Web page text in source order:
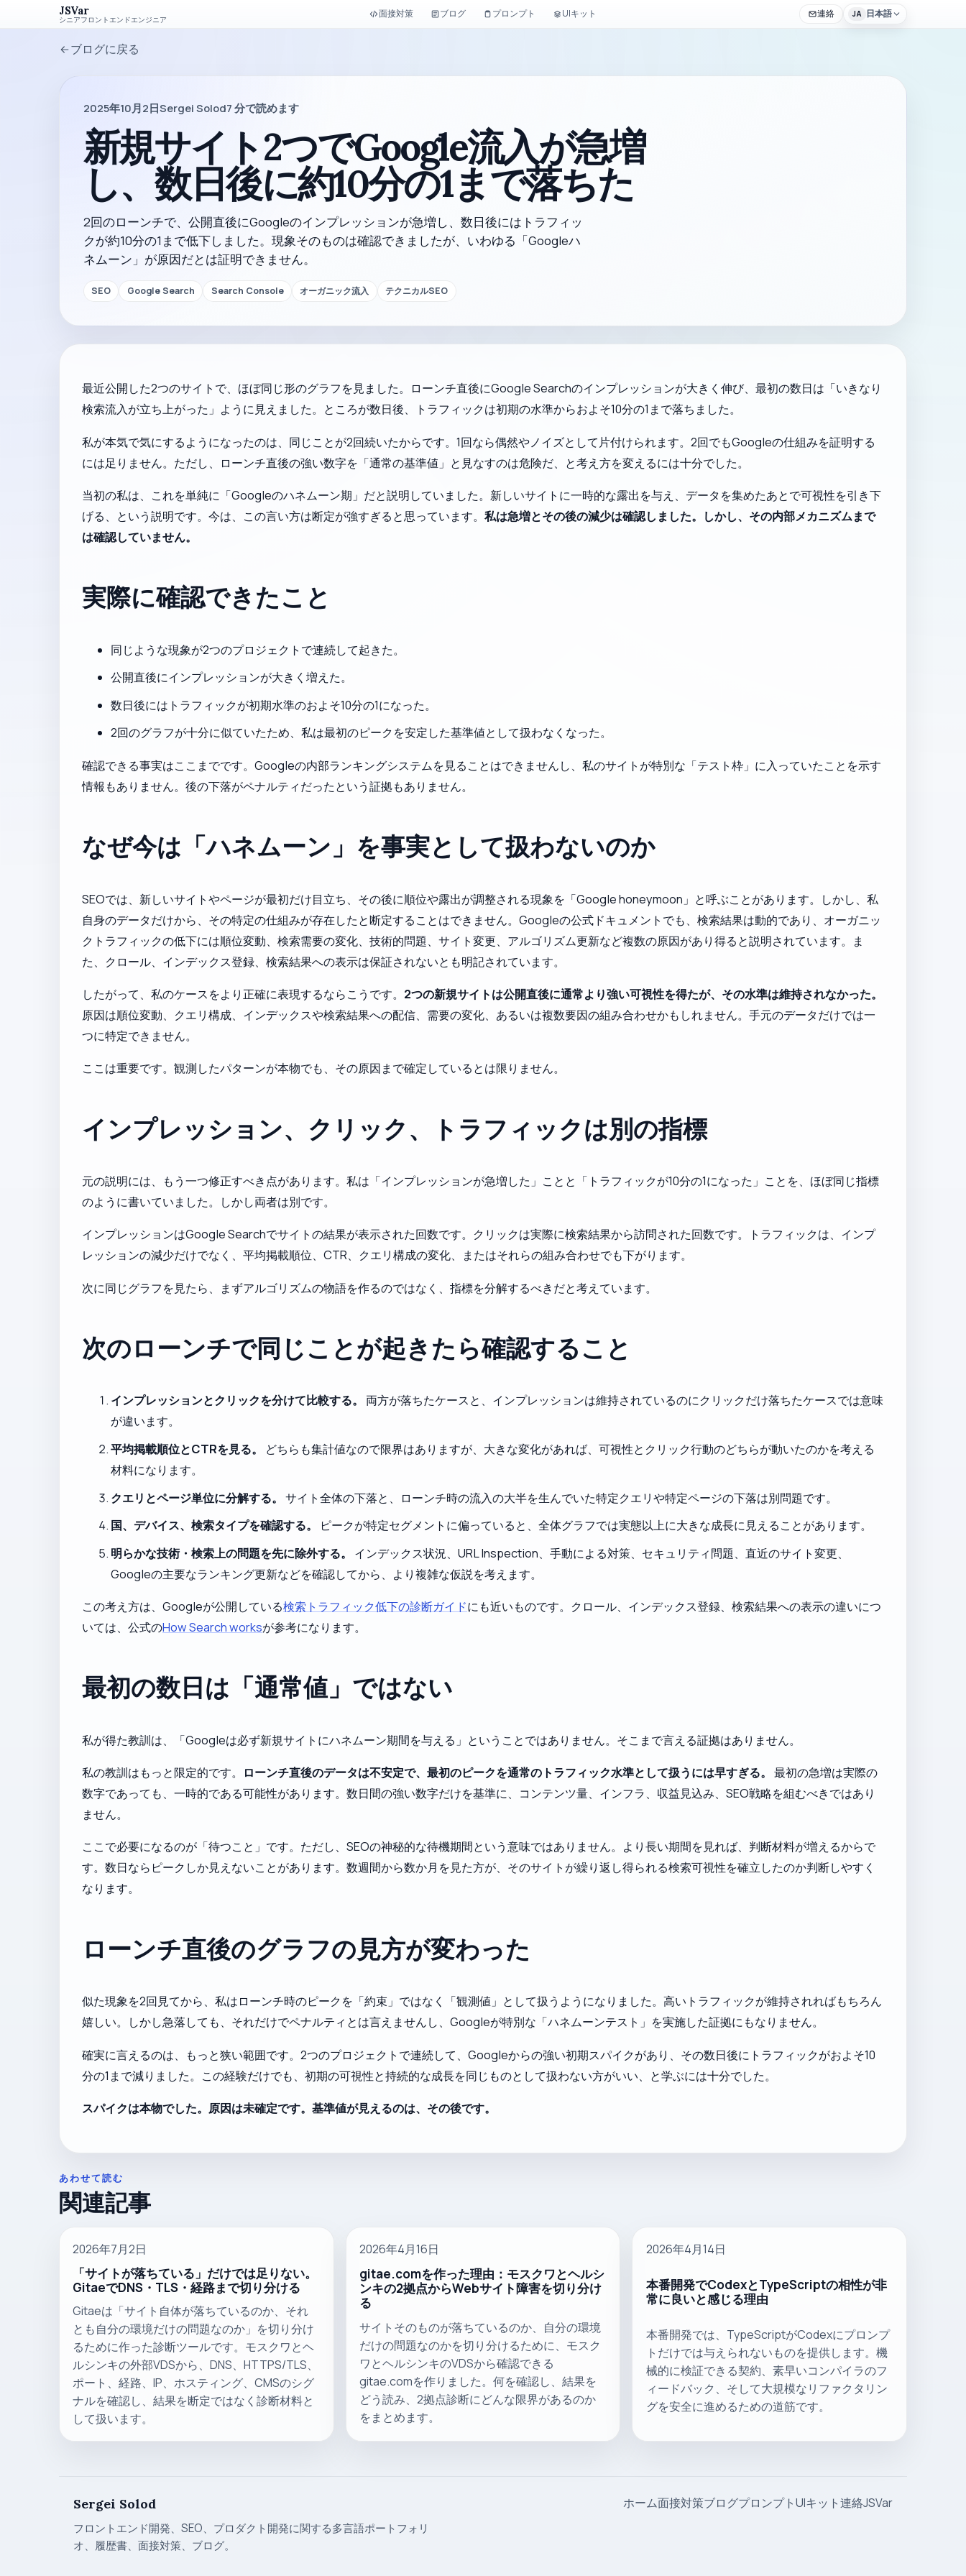
JSVar
シニアフロントエンドエンジニア 面接対策 ブログ プロンプト UIキット 連絡 JA 日本語
ブログに戻る
2025年10月2日Sergei Solod7 分で読めます
新規サイト2つでGoogle流入が急増
し、数日後に約10分の1まで落ちた
2回のローンチで、公開直後にGoogleのインプレッションが急増し、数日後にはトラフィッ
クが約10分の1まで低下しました。現象そのものは確認できましたが、いわゆる「Googleハ
ネムーン」が原因だとは証明できません。
SEO Google Search Search Console オーガニック流入 テクニカルSEO
最近公開した2つのサイトで、ほぼ同じ形のグラフを見ました。ローンチ直後にGoogle Searchのインプレッションが大きく伸び、最初の数日は「いきなり
検索流入が立ち上がった」ように見えました。ところが数日後、トラフィックは初期の水準からおよそ10分の1まで落ちました。
私が本気で気にするようになったのは、同じことが2回続いたからです。1回なら偶然やノイズとして片付けられます。2回でもGoogleの仕組みを証明する
には足りません。ただし、ローンチ直後の強い数字を「通常の基準値」と見なすのは危険だ、と考え方を変えるには十分でした。
当初の私は、これを単純に「Googleのハネムーン期」だと説明していました。新しいサイトに一時的な露出を与え、データを集めたあとで可視性を引き下
げる、という説明です。今は、この言い方は断定が強すぎると思っています。私は急増とその後の減少は確認しました。しかし、その内部メカニズムまで
は確認していません。
実際に確認できたこと
同じような現象が2つのプロジェクトで連続して起きた。
公開直後にインプレッションが大きく増えた。
数日後にはトラフィックが初期水準のおよそ10分の1になった。
2回のグラフが十分に似ていたため、私は最初のピークを安定した基準値として扱わなくなった。
確認できる事実はここまでです。Googleの内部ランキングシステムを見ることはできませんし、私のサイトが特別な「テスト枠」に入っていたことを示す
情報もありません。後の下落がペナルティだったという証拠もありません。
なぜ今は「ハネムーン」を事実として扱わないのか
SEOでは、新しいサイトやページが最初だけ目立ち、その後に順位や露出が調整される現象を「Google honeymoon」と呼ぶことがあります。しかし、私
自身のデータだけから、その特定の仕組みが存在したと断定することはできません。Googleの公式ドキュメントでも、検索結果は動的であり、オーガニッ
クトラフィックの低下には順位変動、検索需要の変化、技術的問題、サイト変更、アルゴリズム更新など複数の原因があり得ると説明されています。ま
た、クロール、インデックス登録、検索結果への表示は保証されないとも明記されています。
したがって、私のケースをより正確に表現するならこうです。 2つの新規サイトは公開直後に通常より強い可視性を得たが、その水準は維持されなかった。
原因は順位変動、クエリ構成、インデックスや検索結果への配信、需要の変化、あるいは複数要因の組み合わせかもしれません。手元のデータだけでは一
つに特定できません。
ここは重要です。観測したパターンが本物でも、その原因まで確定しているとは限りません。
インプレッション、クリック、トラフィックは別の指標
元の説明には、もう一つ修正すべき点があります。私は「インプレッションが急増した」ことと「トラフィックが10分の1になった」ことを、ほぼ同じ指標
のように書いていました。しかし両者は別です。
インプレッションはGoogle Searchでサイトの結果が表示された回数です。クリックは実際に検索結果から訪問された回数です。トラフィックは、インプ
レッションの減少だけでなく、平均掲載順位、CTR、クエリ構成の変化、またはそれらの組み合わせでも下がります。
次に同じグラフを見たら、まずアルゴリズムの物語を作るのではなく、指標を分解するべきだと考えています。
次のローンチで同じことが起きたら確認すること
インプレッションとクリックを分けて比較する。
両方が落ちたケースと、インプレッションは維持されているのにクリックだけ落ちたケースでは意味
が違います。
平均掲載順位とCTRを見る。
どちらも集計値なので限界はありますが、大きな変化があれば、可視性とクリック行動のどちらが動いたのかを考える
材料になります。
クエリとページ単位に分解する。 サイト全体の下落と、ローンチ時の流入の大半を生んでいた特定クエリや特定ページの下落は別問題です。
国、デバイス、検索タイプを確認する。
ピークが特定セグメントに偏っていると、全体グラフでは実態以上に大きな成長に見えることがあります。
明らかな技術・検索上の問題を先に除外する。
インデックス状況、URL Inspection、手動による対策、セキュリティ問題、直近のサイト変更、
Googleの主要なランキング更新などを確認してから、より複雑な仮説を考えます。
この考え方は、Googleが公開している検索トラフィック低下の診断ガイドにも近いものです。クロール、インデックス登録、検索結果への表示の違いにつ
いては、公式のHow Search worksが参考になります。
最初の数日は「通常値」ではない
私が得た教訓は、「Googleは必ず新規サイトにハネムーン期間を与える」ということではありません。そこまで言える証拠はありません。
私の教訓はもっと限定的です。 ローンチ直後のデータは不安定で、最初のピークを通常のトラフィック水準として扱うには早すぎる。 最初の急増は実際の
数字であっても、一時的である可能性があります。数日間の強い数字だけを基準に、コンテンツ量、インフラ、収益見込み、SEO戦略を組むべきではあり
ません。
ここで必要になるのが「待つこと」です。ただし、SEOの神秘的な待機期間という意味ではありません。より長い期間を見れば、判断材料が増えるからで
す。数日ならピークしか見えないことがあります。数週間から数か月を見た方が、そのサイトが繰り返し得られる検索可視性を確立したのか判断しやすく
なります。
ローンチ直後のグラフの見方が変わった
似た現象を2回見てから、私はローンチ時のピークを「約束」ではなく「観測値」として扱うようになりました。高いトラフィックが維持されればもちろん
嬉しい。しかし急落しても、それだけでペナルティとは言えませんし、Googleが特別な「ハネムーンテスト」を実施した証拠にもなりません。
確実に言えるのは、もっと狭い範囲です。2つのプロジェクトで連続して、Googleからの強い初期スパイクがあり、その数日後にトラフィックがおよそ10
分の1まで減りました。この経験だけでも、初期の可視性と持続的な成長を同じものとして扱わない方がいい、と学ぶには十分でした。
スパイクは本物でした。原因は未確定です。基準値が見えるのは、その後です。
あわせて読む
関連記事
2026年7月2日
「サイトが落ちている」だけでは足りない。
GitaeでDNS・TLS・経路まで切り分ける
Gitaeは「サイト自体が落ちているのか、それ
とも自分の環境だけの問題なのか」を切り分け
るために作った診断ツールです。モスクワとヘ
ルシンキの外部VDSから、DNS、HTTPS/TLS、
ポート、経路、IP、ホスティング、CMSのシグ
ナルを確認し、結果を断定ではなく診断材料と
して扱います。
2026年4月16日
gitae.comを作った理由：モスクワとヘルシ
ンキの2拠点からWebサイト障害を切り分け
る
サイトそのものが落ちているのか、自分の環境
だけの問題なのかを切り分けるために、モスク
ワとヘルシンキのVDSから確認できる
gitae.comを作りました。何を確認し、結果を
どう読み、2拠点診断にどんな限界があるのか
をまとめます。
2026年4月14日
本番開発でCodexとTypeScriptの相性が非
常に良いと感じる理由
本番開発では、TypeScriptがCodexにプロンプ
トだけでは与えられないものを提供します。機
械的に検証できる契約、素早いコンパイラのフ
ィードバック、そして大規模なリファクタリン
グを安全に進めるための道筋です。
Sergei Solod
フロントエンド開発、SEO、プロダクト開発に関する多言語ポートフォリ
オ、履歴書、面接対策、ブログ。
ホーム面接対策ブログプロンプトUIキット連絡JSVar